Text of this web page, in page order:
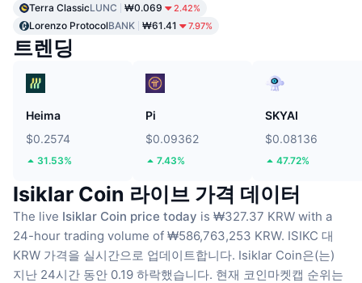
Terra ClassicLUNC ₩0.069 2.42%
Lorenzo ProtocolBANK ₩61.41 7.97%
트렌딩
Heima
$0.2574
31.53%
Pi
$0.09362
7.43%
SKYAI
$0.08136
47.72%
Isiklar Coin 라이브 가격 데이터
The live Isiklar Coin price today is ₩327.37 KRW with a
24-hour trading volume of ₩586,763,253 KRW. ISIKC 대
KRW 가격을 실시간으로 업데이트합니다. Isiklar Coin은(는)
지난 24시간 동안 0.19 하락했습니다. 현재 코인마켓캡 순위는